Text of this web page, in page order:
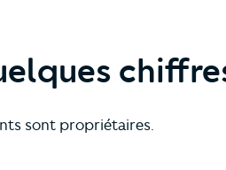
sont propriétaires.